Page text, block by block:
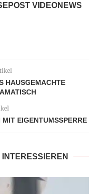
VIDEONEWS
HAUSGEMACHTE
EIGENTUMSSPERRE